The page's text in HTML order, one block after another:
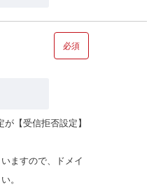
必須
【受信拒否設定】
ますので、ドメイ
。
ください